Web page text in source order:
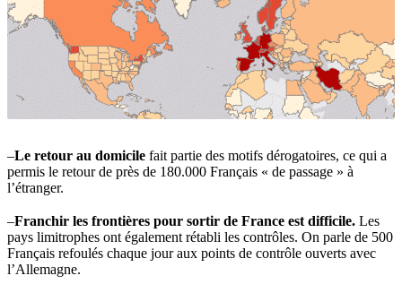
–Le retour au domicile fait partie des motifs dérogatoires, ce qui a
permis le retour de près de 180.000 Français « de passage » à
l’étranger.
–Franchir les frontières pour sortir de France est difficile. Les
pays limitrophes ont également rétabli les contrôles. On parle de 500
Français refoulés chaque jour aux points de contrôle ouverts avec
l’Allemagne.